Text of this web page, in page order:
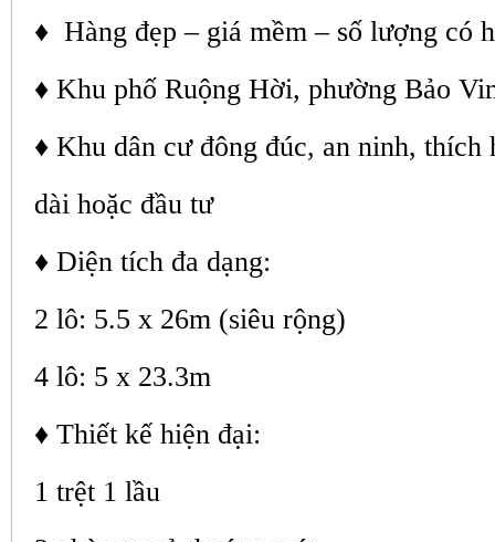
♦ Hàng đẹp – giá mềm – số lượng có
♦ Khu phố Ruộng Hời, phường Bảo
♦ Khu dân cư đông đúc, an ninh, thích
dài hoặc đầu tư
♦ Diện tích đa dạng:
2 lô: 5.5 x 26m (siêu rộng)
4 lô: 5 x 23.3m
♦ Thiết kế hiện đại:
1 trệt 1 lầu